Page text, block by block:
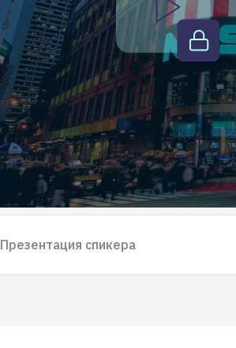
Презентация спикера